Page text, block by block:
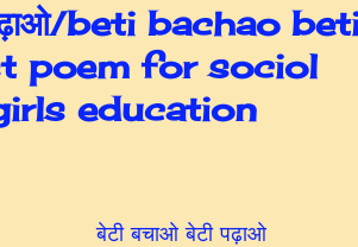
पढ़ाओ/beti bachao
poem for sociol
education
बेटी बचाओ बेटी पढ़ाओ